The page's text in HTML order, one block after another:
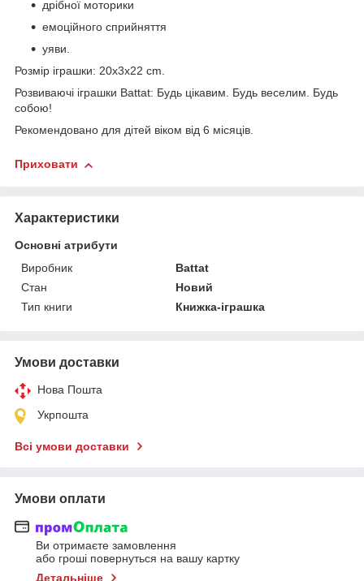
дрібної моторики
емоційного сприйняття
уяви.
Розмір іграшки: 20х3х22 cm.
Розвиваючі іграшки Battat: Будь цікавим. Будь веселим. Будь
собою!
Рекомендовано для дітей віком від 6 місяців.
Приховати
Характеристики
Основні атрибути
Виробник
Battat
Стан
Новий
Тип книги
Книжка-іграшка
Умови доставки
Нова Пошта
Укрпошта
Всі умови доставки
Умови оплати
Ви отримаєте замовлення
або гроші повернуться на вашу картку
Детальніше